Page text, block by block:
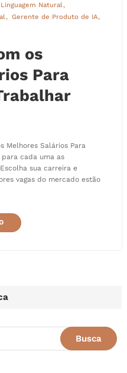
Natural
Gerente de Produto de IA
os
Para
Melhores Salários Para
para cada uma as
sua carreira e
vagas do mercado estão